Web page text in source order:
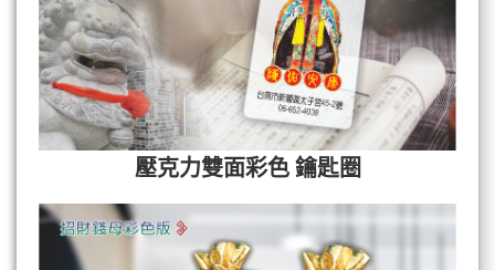
壓克力雙面彩色 鑰匙圈